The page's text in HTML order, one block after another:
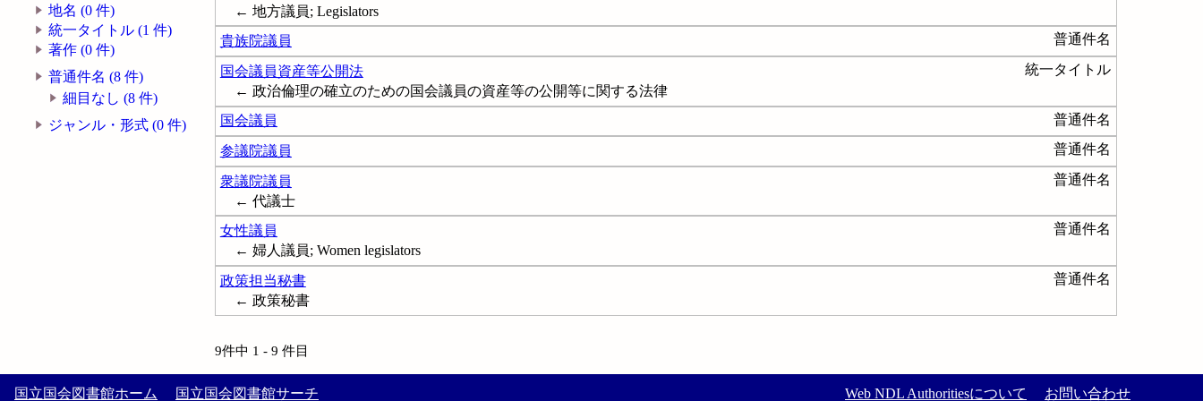
地名 (0 件)
統一タイトル (1 件)
著作 (0 件)
普通件名 (8 件)
細目なし (8 件)
ジャンル・形式 (0 件)
← 地方議員; Legislators
貴族院議員
普通件名
国会議員資産等公開法
統一タイトル
← 政治倫理の確立のための国会議員の資産等の公開等に関する法律
国会議員
普通件名
参議院議員 普通件名
衆議院議員
普通件名
← 代議士
女性議員
普通件名
← 婦人議員; Women legislators
政策担当秘書
普通件名
← 政策秘書
9件中 1 - 9 件目
国立国会図書館ホーム 国立国会図書館サーチ Web NDL Authoritiesについて お問い合わせ